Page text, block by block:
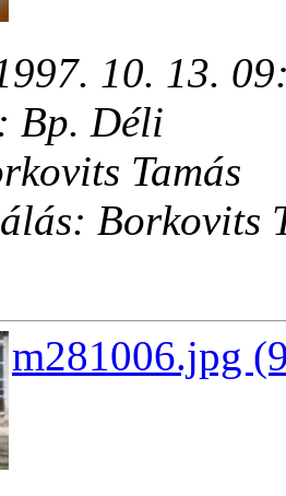
10. 13.
Bp. Déli
Tamás
Borkovits
m281006.jpg